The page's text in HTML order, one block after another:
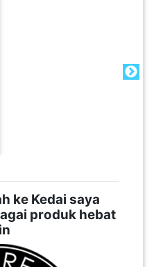
ke Kedai saya
produk hebat